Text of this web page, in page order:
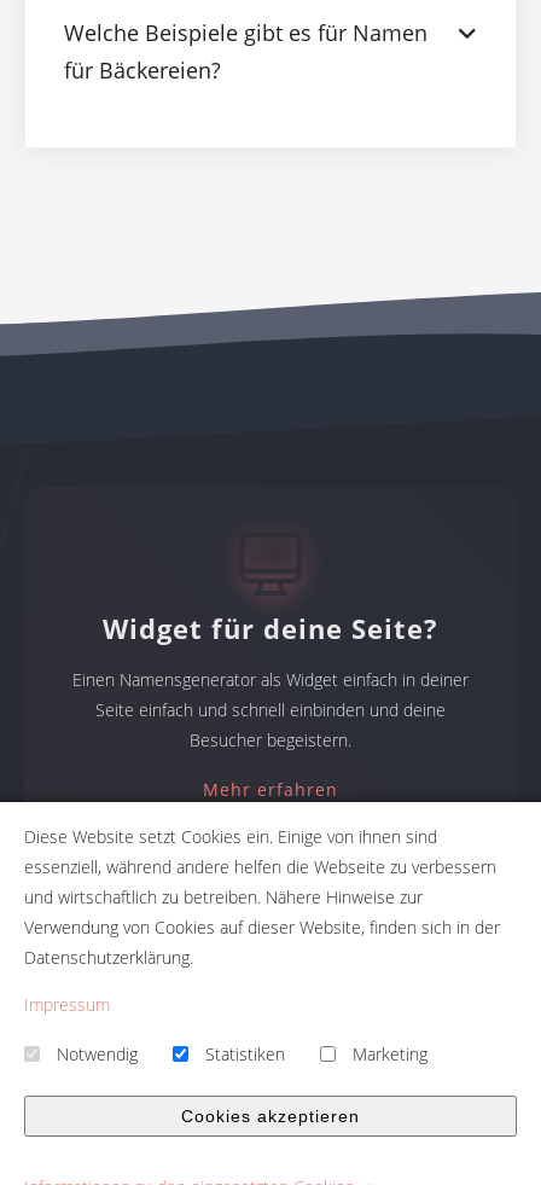
Welche Beispiele gibt es für Namen
für Bäckereien?
Widget für deine Seite?
Einen Namensgenerator als Widget einfach in deiner
Seite einfach und schnell einbinden und deine
Besucher begeistern.
Mehr erfahren
Namensgeneratoren
Namensfindung mit NameRobot: Firmennamen, Produktnamen,
Projektnamen. Mit den Namensgeneratoren erhält du den
Namescore
| Namensgenerator Toolbox
Diese Website setzt Cookies ein. Einige von ihnen sind
essenziell, während andere helfen die Webseite zu verbessern
und wirtschaftlich zu betreiben. Nähere Hinweise zur
Verwendung von Cookies auf dieser Website, finden sich in der
Datenschutzerklärung.
Impressum
Notwendig Statistiken Marketing
Cookies akzeptieren